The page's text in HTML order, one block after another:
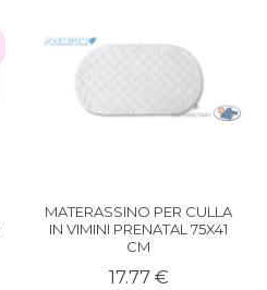
MATERASSINO PER CULLA
IN VIMINI PRENATAL 75X41
CM
17.77 €